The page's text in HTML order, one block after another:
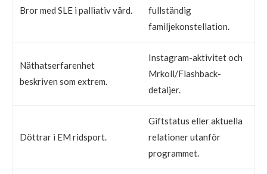
Bror med SLE i palliativ vård.
fullständig
familjekonstellation.
Näthatserfarenhet
beskriven som extrem.
Instagram-aktivitet och
Mrkoll/Flashback-
detaljer.
Döttrar i EM ridsport.
Giftstatus eller aktuella
relationer utanför
programmet.